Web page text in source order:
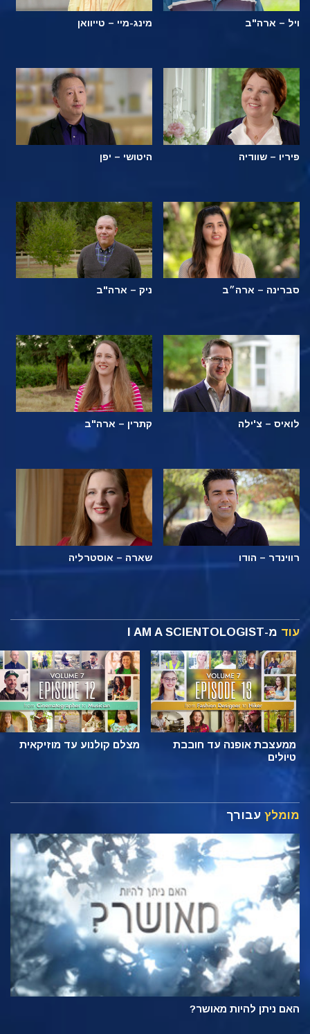
ויל – ארה"ב מינג-מיי – טייוואן
פיריו – שוודיה היטושי – יפן
סברינה – ארה״ב ניק – ארה"ב
לואיס – צ'ילה קתרין – ארה"ב
רווינדר – הודו שארה – אוסטרליה
עוד מ-I AM A SCIENTOLOGIST
ממעצבת אופנה עד חובבת
טיולים
מצלם קולנוע עד מוזיקאית
מומלץ עבורך
האם ניתן להיות מאושר?